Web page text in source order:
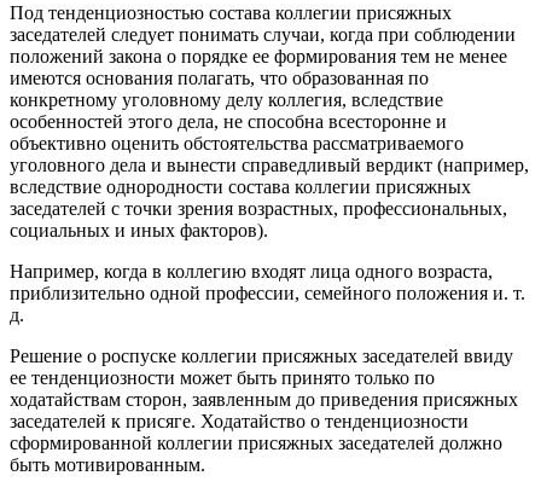
Под тенденциозностью состава коллегии присяжных
заседателей следует понимать случаи, когда при соблюдении
положений закона о порядке ее формирования тем не менее
имеются основания полагать, что образованная по
конкретному уголовному делу коллегия, вследствие
особенностей этого дела, не способна всесторонне и
объективно оценить обстоятельства рассматриваемого
уголовного дела и вынести справедливый вердикт (например,
вследствие однородности состава коллегии присяжных
заседателей с точки зрения возрастных, профессиональных,
социальных и иных факторов).
Например, когда в коллегию входят лица одного возраста,
приблизительно одной профессии, семейного положения и. т.
д.
Решение о роспуске коллегии присяжных заседателей ввиду
ее тенденциозности может быть принято только по
ходатайствам сторон, заявленным до приведения присяжных
заседателей к присяге. Ходатайство о тенденциозности
сформированной коллегии присяжных заседателей должно
быть мотивированным.